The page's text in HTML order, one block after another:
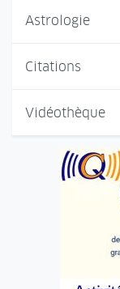
Astrologie
Citations
Vidéothèque